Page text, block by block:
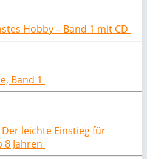
Hobby – Band 1 mit CD
Band 1
leichte Einstieg für
8 Jahren